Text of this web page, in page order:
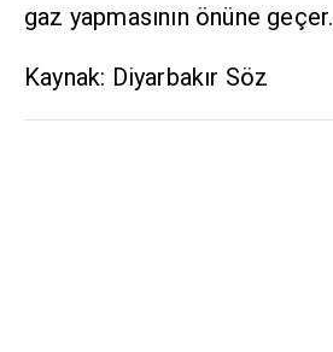
gaz yapmasının önüne geçer.
Kaynak: Diyarbakır Söz